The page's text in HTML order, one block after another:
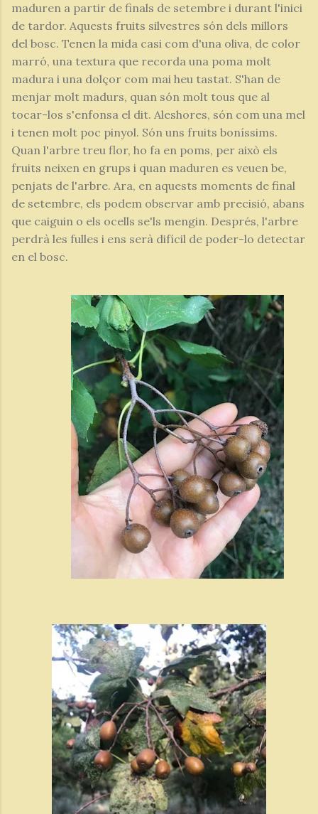
maduren a partir de finals de setembre i durant l'inici
de tardor. Aquests fruits silvestres són dels millors
del bosc. Tenen la mida casi com d'una oliva, de color
marró, una textura que recorda una poma molt
madura i una dolçor com mai heu tastat. S'han de
menjar molt madurs, quan són molt tous que al
tocar-los s'enfonsa el dit. Aleshores, són com una mel
i tenen molt poc pinyol. Són uns fruits boníssims.
Quan l'arbre treu flor, ho fa en poms, per això els
fruits neixen en grups i quan maduren es veuen be,
penjats de l'arbre. Ara, en aquests moments de final
de setembre, els podem observar amb precisió, abans
que caiguin o els ocells se'ls mengin. Després, l'arbre
perdrà les fulles i ens serà difícil de poder-lo detectar
en el bosc.